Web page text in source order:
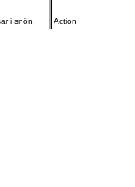
i snön. Action